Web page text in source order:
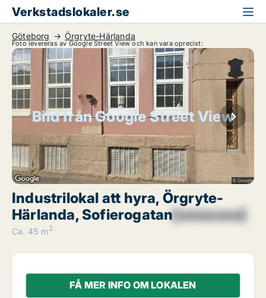
Verkstadslokaler.se
Göteborg Örgryte-Härlanda
Foto levereras av Google Street View och kan vara oprecist:
Bild från Google Street View
Industrilokal att hyra, Örgryte-
Härlanda, Sofierogatan[xxxxxxxx]
Ca. 45 m 2
FÅ MER INFO OM LOKALEN